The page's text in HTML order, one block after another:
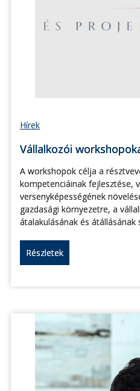
Hírek
Vállalkozói
A workshopok célja a
kompetenciáinak fejlesztése,
versenyképességének
gazdasági környezetre, a
átalakulásának és átállásának
Részletek